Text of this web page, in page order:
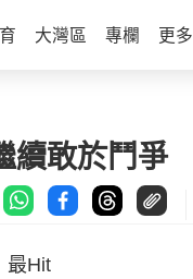
大灣區 專欄 更多
續敢於鬥爭
最Hit